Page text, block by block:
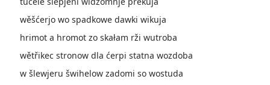
wěšćerjo wo spadkowe dawki wikuja
hrimot a hromot zo skałam rži wutroba
wětřikec stronow dla ćerpi statna wozdoba
w šlewjeru šwihelow zadomi so wostuda